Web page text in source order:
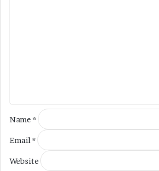
Name*
Email *
Website